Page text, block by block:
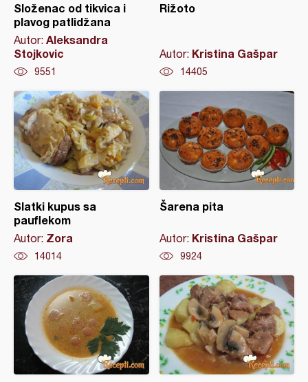
Složenac od tikvica i
plavog patlidžana
Autor: Aleksandra
Stojkovic
9551
Rižoto
Autor: Kristina Gašpar
14405
Slatki kupus sa
pauflekom
Autor: Zora
14014
Šarena pita
Autor: Kristina Gašpar
9924